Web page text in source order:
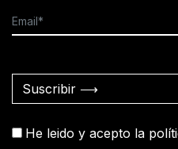
Suscribir ⟶
He leido y acepto la